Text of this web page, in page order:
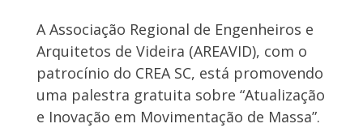
A Associação Regional de Engenheiros e
Arquitetos de Videira (AREAVID), com o
patrocínio do CREA SC, está promovendo
uma palestra gratuita sobre “Atualização
e Inovação em Movimentação de Massa”.